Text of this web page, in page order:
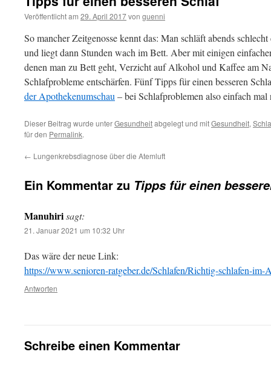
Veröffentlicht am 29. April 2017von guenni
So mancher Zeitgenosse kennt das: Man schläft abends
und liegt dann Stunden wach im Bett. Aber mit einigen
denen man zu Bett geht, Verzicht auf Alkohol und Kaffee am
Schlafprobleme entschärfen. Fünf Tipps für einen besseren
der Apothekenumschau – bei Schlafproblemen also einfach mal
Dieser Beitrag wurde unterGesundheitabgelegt und mitGesundheit,
für den Permalink.
← Lungenkrebsdiagnose über die Atemluft
Ein Kommentar zu Tipps für einen
Manuhirisagt:
21. Januar 2021 um 10:32 Uhr
Das wäre der neue Link:
https://www.senioren-ratgeber.de/Schlafen/Richtig-schlafen-im-
Antworten
Schreibe einen Kommentar